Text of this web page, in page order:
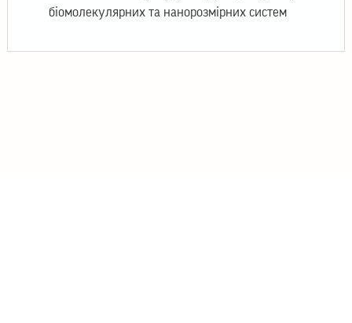
біомолекулярних та нанорозмірних систем